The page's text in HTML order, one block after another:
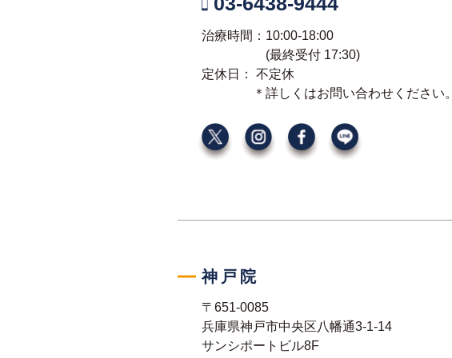
治療時間：10:00-18:00
(最終受付 17:30)
定休日： 不定休
＊詳しくはお問い合わせください。
神戸院
〒651-0085
兵庫県神戸市中央区八幡通3-1-14
サンシポートビル8F